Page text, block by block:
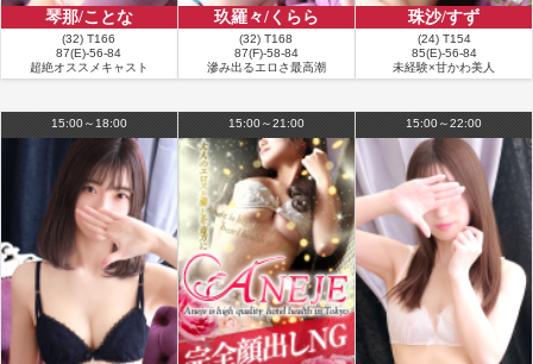
た💖 帰り間際まで色々なお話しで盛り上がり、一緒にいる時間の全てが楽しか
ったです😊 まりあさんの沢山の魅力に触れられて、大満足の再会を果たせまし
た。次回はこんなに間を空けずに会いに行こうと思います！
満足度：★★★★★
コメント：12回目のまりあさん 今日は黒ショート丈のバルーントップスに レ
ースをあしらった透け感ある白短パン いつもにも増してかわいい感じ っと思
いきや 安心してはいけません 「前からも後ろからも Tバック下着 透けて見え
てるよ」 「えっ！？ うそ〜！」 エロ全開の悩殺ルックでご登場 今月は自分と
まりあさんの いろいろな事情が重なり 予約がずれて 会えなくなったかと諦め
かけていましたが まりあさんや仲良しさんの 優しさと対応力に助われ なんと
か無事に会うことができました スタイルやプレイは みなさんのおっしゃると
おり とても素晴らしい 最近の猛暑で体調を心配していましたが いつもどおり
元気いっぱい 振る舞っていただきました 今回の発見は勉強するまりあさん 季
節のフルーツをお持ちしたところ 上下逆さまにひっくり返すこともなく 慎重
琴那/ことな
(32) T166
87(E)-56-84
超絶オススメキャスト
玖羅々/くらら
(32) T168
87(F)-58-84
滲み出るエロさ最高潮
珠沙/すず
(24) T154
85(E)-56-84
未経験×甘かわ美人
15:00～18:00 15:00～21:00 15:00～22:00